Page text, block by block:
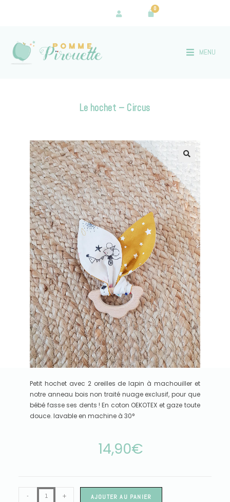
0
MENU
Le hochet – Circus
Petit hochet avec 2 oreilles de lapin à machouiller et
notre anneau bois non traité nuage exclusif, pour que
bébé fasse ses dents ! En coton OEKOTEX et gaze toute
douce. lavable en machine à 30°
14,90€
- + AJOUTER AU PANIER